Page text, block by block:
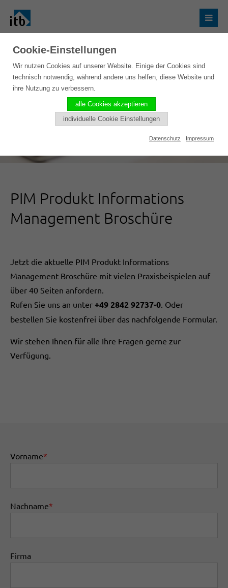
PIM Produkt Informations
Management Broschüre
Jetzt die aktuelle PIM Produkt Informations
Management Broschüre mit vielen Praxisbeispielen auf
über 40 Seiten anfordern.
Rufen Sie uns an unter +49 2842 92737-0. Oder
bestellen Sie kostenfrei über das nachfolgende Formular.
Wir stehen Ihnen für alle Ihre Fragen gerne zur
Verfügung.
Vorname*
Nachname*
Firma
Cookie-Einstellungen
Wir nutzen Cookies auf unserer Website. Einige der Cookies sind
technisch notwendig, während andere uns helfen, diese Website und
ihre Nutzung zu verbessern.
alle Cookies akzeptieren
individuelle Cookie Einstellungen
Datenschutz Impressum